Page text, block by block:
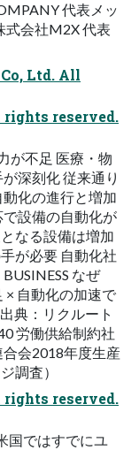
代表メッ
式会社M2X 代表
Ltd. All
reserved.
が不足 医療・物
深刻化 従来通り
化の進行と増加
設備の自動化が
なる設備は増加
が必要 自動化社
なぜ
× 自動化の加速で
典：リクルート
労働供給制約社
会2018年度生産
調査）
reserved.
国ではすでにユ